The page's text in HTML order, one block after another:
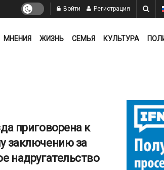
Войти Регистрация
МНЕНИЯ ЖИЗНЬ СЕМЬЯ КУЛЬТУРА
приговорена к
заключению за
надругательство